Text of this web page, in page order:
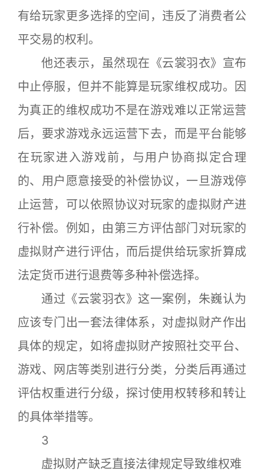
有给玩家更多选择的空间，违反了消费者公
平交易的权利。
他还表示，虽然现在《云裳羽衣》宣布
中止停服，但并不能算是玩家维权成功。因
为真正的维权成功不是在游戏难以正常运营
后，要求游戏永远运营下去，而是平台能够
在玩家进入游戏前，与用户协商拟定合理
的、用户愿意接受的补偿协议，一旦游戏停
止运营，可以依照协议对玩家的虚拟财产进
行补偿。例如，由第三方评估部门对玩家的
虚拟财产进行评估，而后提供给玩家折算成
法定货币进行退费等多种补偿选择。
通过《云裳羽衣》这一案例，朱巍认为
应该专门出一套法律体系，对虚拟财产作出
具体的规定，如将虚拟财产按照社交平台、
游戏、网店等类别进行分类，分类后再通过
评估权重进行分级，探讨使用权转移和转让
的具体举措等。
3
虚拟财产缺乏直接法律规定导致维权难